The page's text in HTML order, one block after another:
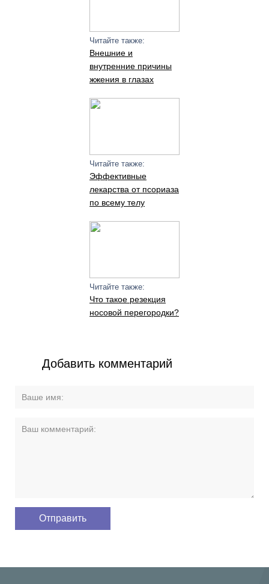
Читайте также:
Внешние и
внутренние причины
жжения в глазах
Читайте также:
Эффективные
лекарства от псориаза
по всему телу
Читайте также:
Что такое резекция
носовой перегородки?
Добавить комментарий